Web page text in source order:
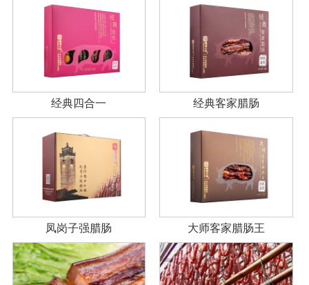
经典四合一 经典客家腊肠
凤岗子强腊肠 大师客家腊肠王